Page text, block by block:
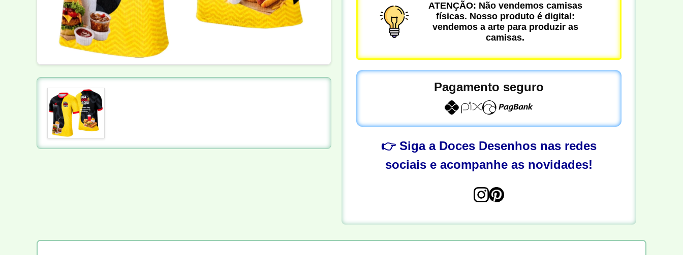
ATENÇÃO: Não vendemos camisas
físicas. Nosso produto é digital:
vendemos a arte para produzir as
camisas.
Pagamento seguro
👉 Siga a Doces Desenhos nas redes
sociais e acompanhe as novidades!